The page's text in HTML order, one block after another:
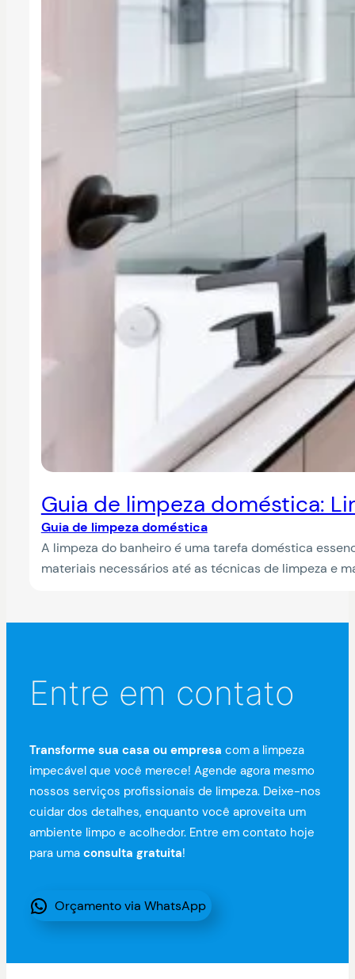
Guia de limpeza doméstica:
Guia de limpeza doméstica
A limpeza do banheiro é uma tarefa doméstica
materiais necessários até as técnicas de limpeza e
Entre em contato
Transforme sua casa ou empresa com a limpeza
impecável que você merece! Agende agora mesmo
nossos serviços profissionais de limpeza. Deixe-nos
cuidar dos detalhes, enquanto você aproveita um
ambiente limpo e acolhedor. Entre em contato hoje
para uma consulta gratuita!
Orçamento via WhatsApp